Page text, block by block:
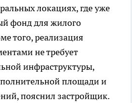
локациях, где уже
фонд для жилого
того, реализация
не требует
инфраструктуры,
площади и
пояснил застройщик.